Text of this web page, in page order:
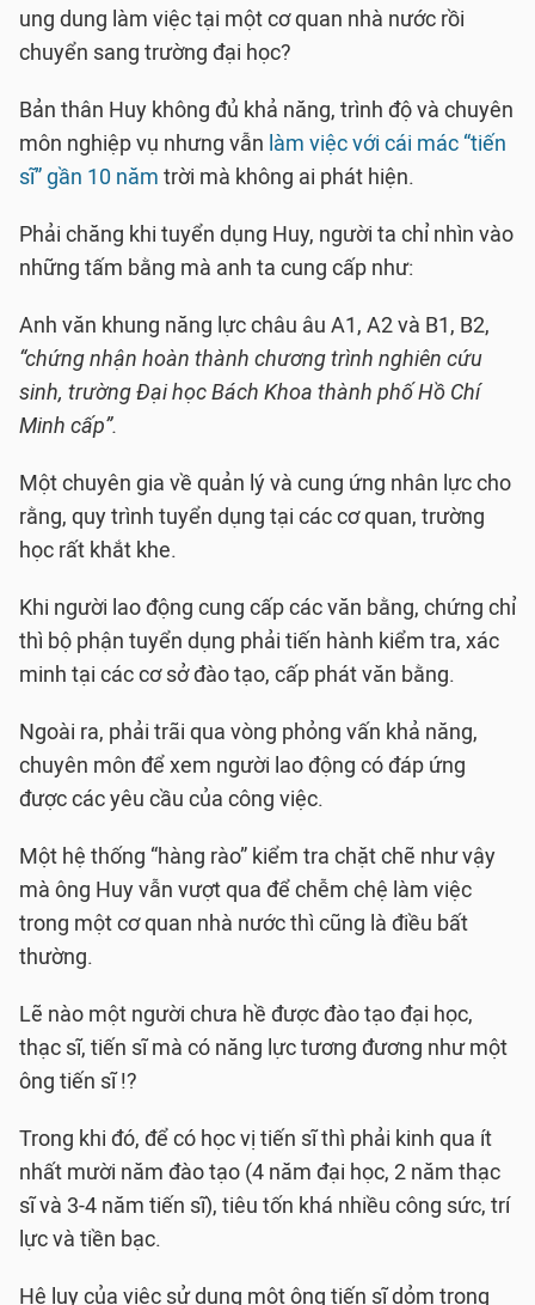
ung dung làm việc tại một cơ quan nhà nước rồi
chuyển sang trường đại học?
Bản thân Huy không đủ khả năng, trình độ và chuyên
môn nghiệp vụ nhưng vẫn làm việc với cái mác “tiến
sĩ” gần 10 năm trời mà không ai phát hiện.
Phải chăng khi tuyển dụng Huy, người ta chỉ nhìn vào
những tấm bằng mà anh ta cung cấp như:
Anh văn khung năng lực châu âu A1, A2 và B1, B2,
“chứng nhận hoàn thành chương trình nghiên cứu
sinh, trường Đại học Bách Khoa thành phố Hồ Chí
Minh cấp”.
Một chuyên gia về quản lý và cung ứng nhân lực cho
rằng, quy trình tuyển dụng tại các cơ quan, trường
học rất khắt khe.
Khi người lao động cung cấp các văn bằng, chứng chỉ
thì bộ phận tuyển dụng phải tiến hành kiểm tra, xác
minh tại các cơ sở đào tạo, cấp phát văn bằng.
Ngoài ra, phải trãi qua vòng phỏng vấn khả năng,
chuyên môn để xem người lao động có đáp ứng
được các yêu cầu của công việc.
Một hệ thống “hàng rào” kiểm tra chặt chẽ như vậy
mà ông Huy vẫn vượt qua để chễm chệ làm việc
trong một cơ quan nhà nước thì cũng là điều bất
thường.
Lẽ nào một người chưa hề được đào tạo đại học,
thạc sĩ, tiến sĩ mà có năng lực tương đương như một
ông tiến sĩ !?
Trong khi đó, để có học vị tiến sĩ thì phải kinh qua ít
nhất mười năm đào tạo (4 năm đại học, 2 năm thạc
sĩ và 3-4 năm tiến sĩ), tiêu tốn khá nhiều công sức, trí
lực và tiền bạc.
Hệ lụy của việc sử dụng một ông tiến sĩ dỏm trong